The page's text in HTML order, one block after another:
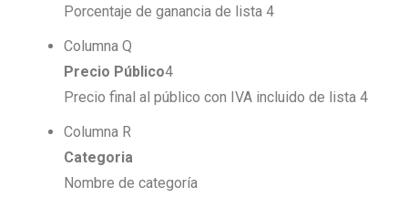
Porcentaje de ganancia de lista 4
Columna Q
Precio Público4
Precio final al público con IVA incluido de lista 4
Columna R
Categoria
Nombre de categoría